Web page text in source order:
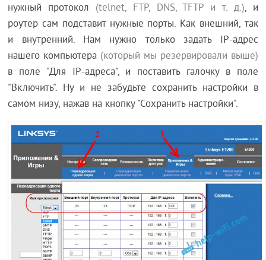
нужный протокол (telnet, FTP, DNS, TFTP и т. д.), и
роутер сам подставит нужные порты. Как внешний, так
и внутренний. Нам нужно только задать IP-адрес
нашего компьютера (который мы резервировали выше)
в поле "Для IP-адреса", и поставить галочку в поле
"Включить". Ну и не забудьте сохранить настройки в
самом низу, нажав на кнопку "Сохранить настройки".